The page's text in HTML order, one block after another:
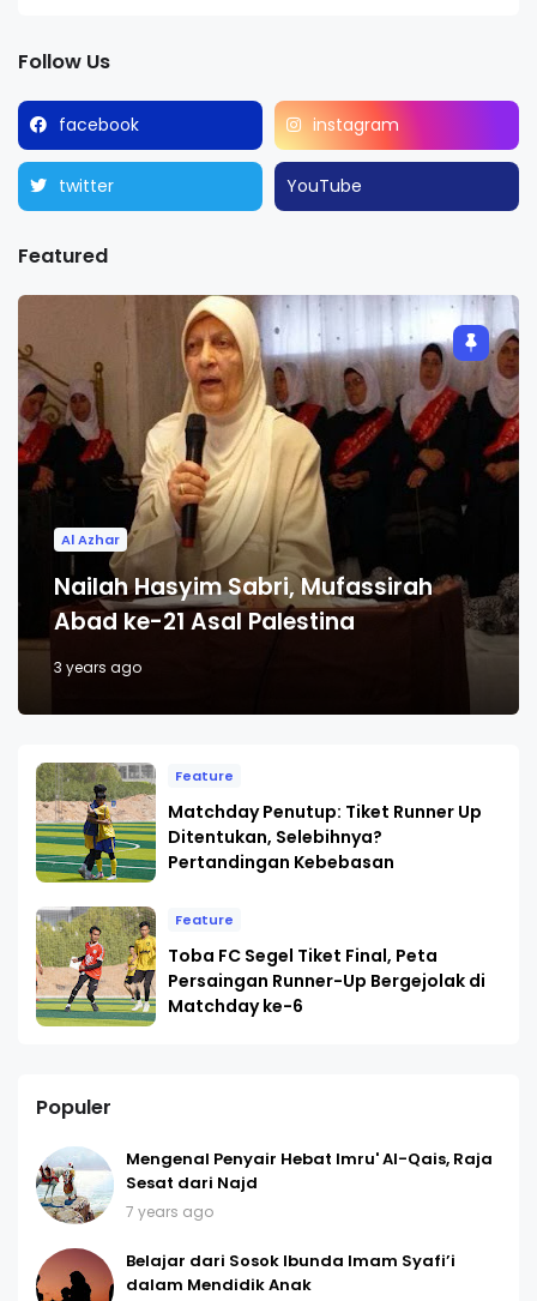
Follow Us
facebook instagram
twitter YouTube
Featured
Al Azhar
Nailah Hasyim Sabri, Mufassirah
Abad ke-21 Asal Palestina
3 years ago
Feature
Matchday Penutup: Tiket Runner Up
Ditentukan, Selebihnya?
Pertandingan Kebebasan
Feature
Toba FC Segel Tiket Final, Peta
Persaingan Runner-Up Bergejolak di
Matchday ke-6
Populer
Mengenal Penyair Hebat Imru' Al-Qais, Raja
Sesat dari Najd
7 years ago
Belajar dari Sosok Ibunda Imam Syafi’i
dalam Mendidik Anak